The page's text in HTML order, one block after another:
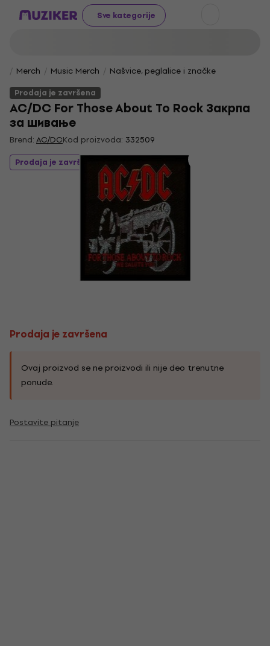
Sve kategorije
Merch Music Merch
Našvice, peglalice i značke
Prodaja je završena
AC/DC For Those About To Rock Закрпа
за шивање
Brend:AC/DCKod proizvoda: 332509
Prodaja je završena
Prodaja je završena
Ovaj proizvod se ne proizvodi ili nije deo trenutne
ponude.
Postavite pitanje